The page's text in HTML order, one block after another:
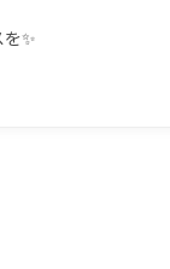
✨